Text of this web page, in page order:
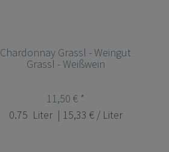
Chardonnay Grassl - Weingut
Grassl - Weißwein
11,50 € *
0.75 Liter | 15,33 € / Liter